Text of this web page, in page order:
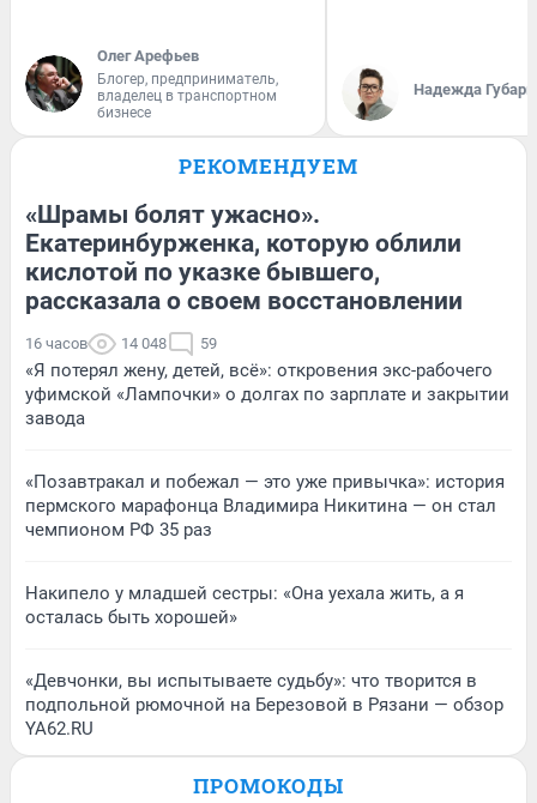
Олег Арефьев
Блогер, предприниматель,
владелец в транспортном
бизнесе
Надежда Губарь
РЕКОМЕНДУЕМ
«Шрамы болят ужасно».
Екатеринбурженка, которую облили
кислотой по указке бывшего,
рассказала о своем восстановлении
16 часов 14 048 59
«Я потерял жену, детей, всё»: откровения экс-рабочего
уфимской «Лампочки» о долгах по зарплате и закрытии
завода
«Позавтракал и побежал — это уже привычка»: история
пермского марафонца Владимира Никитина — он стал
чемпионом РФ 35 раз
Накипело у младшей сестры: «Она уехала жить, а я
осталась быть хорошей»
«Девчонки, вы испытываете судьбу»: что творится в
подпольной рюмочной на Березовой в Рязани — обзор
YA62.RU
ПРОМОКОДЫ